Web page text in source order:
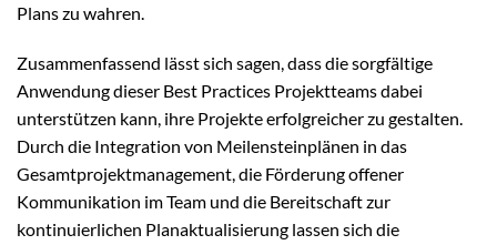
Plans zu wahren.
Zusammenfassend lässt sich sagen, dass die sorgfältige
Anwendung dieser Best Practices Projektteams dabei
unterstützen kann, ihre Projekte erfolgreicher zu gestalten.
Durch die Integration von Meilensteinplänen in das
Gesamtprojektmanagement, die Förderung offener
Kommunikation im Team und die Bereitschaft zur
kontinuierlichen Planaktualisierung lassen sich die